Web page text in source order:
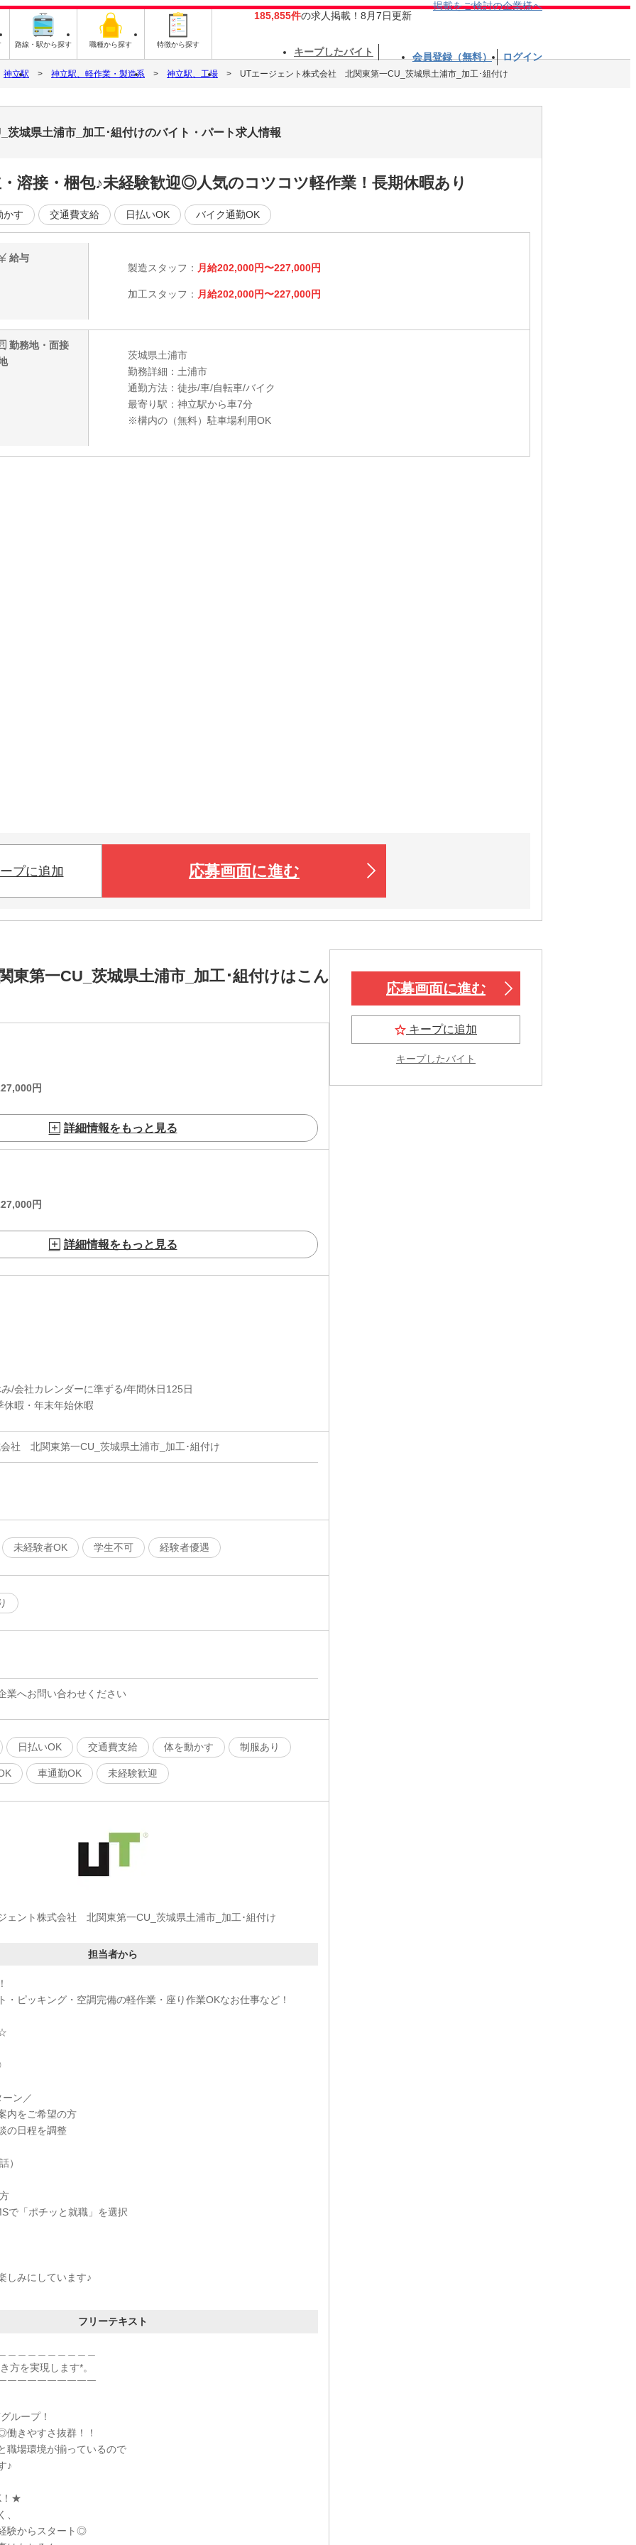
路線・駅から探す 職種から探す 特徴から探す
185,855件の求人掲載！8月7日更新
掲載をご検討の企業様へ
キープしたバイト 会員登録（無料） ログイン
神立駅 神立駅、軽作業・製造系 神立駅、工場 UTエージェント株式会社 北関東第一CU_茨城県土浦市_加工･組付け
城県土浦市_加工･組付けのバイト・パート求人情報
溶接・梱包♪未経験歓迎◎人気のコツコツ軽作業！長期休暇あり
かす 交通費支給 日払いOK バイク通勤OK
給与
製造スタッフ： 月給202,000円〜227,000円
加工スタッフ： 月給202,000円〜227,000円
勤務地・面接
茨城県土浦市
勤務詳細：土浦市
通勤方法：徒歩/車/自転車/バイク
最寄り駅：神立駅から車7分
※構内の（無料）駐車場利用OK
プに追加 応募画面に進む
第一CU_茨城県土浦市_加工･組付けはこん
円
詳細情報をもっと見る
円
詳細情報をもっと見る
/会社カレンダーに準ずる/年間休日125日
休暇・年末年始休暇
社 北関東第一CU_茨城県土浦市_加工･組付け
未経験者OK 学生不可 経験者優遇
業へお問い合わせください
日払いOK 交通費支給 体を動かす 制服あり
車通勤OK 未経験歓迎
ェント株式会社 北関東第一CU_茨城県土浦市_加工･組付け
担当者から
・ピッキング・空調完備の軽作業・座り作業OKなお仕事など！
ン／
内をご希望の方
の日程を調整
）
で「ポチッと就職」を選択
しみにしています♪
フリーテキスト
方を実現します*。
￣￣￣￣￣￣￣￣￣
ループ！
きやすさ抜群！！
職場環境が揃っているので
♪
！★
、
験からスタート◎
応募画面に進む
キープに追加
キープしたバイト